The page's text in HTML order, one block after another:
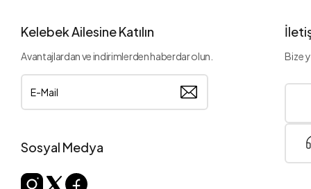
Kelebek Ailesine Katılın
Avantajlardan ve indirimlerden haberdar olun.
Sosyal Medya
Bize